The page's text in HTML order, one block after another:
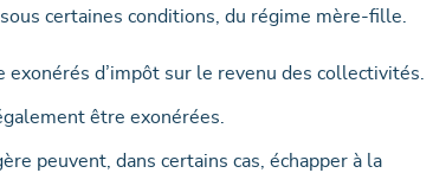
certaines conditions, du régime mère-fille.
d’impôt sur le revenu des collectivités.
être exonérées.
peuvent, dans certains cas, échapper à la